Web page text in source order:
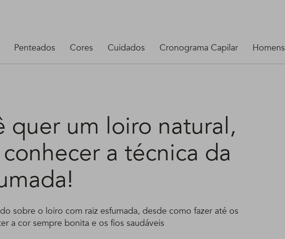
Penteados Cores Cuidados Cronograma Capilar Homens
quer um loiro natural,
a técnica da
sobre o loiro com raiz esfumada, desde como fazer até os
a cor sempre bonita e os fios saudáveis